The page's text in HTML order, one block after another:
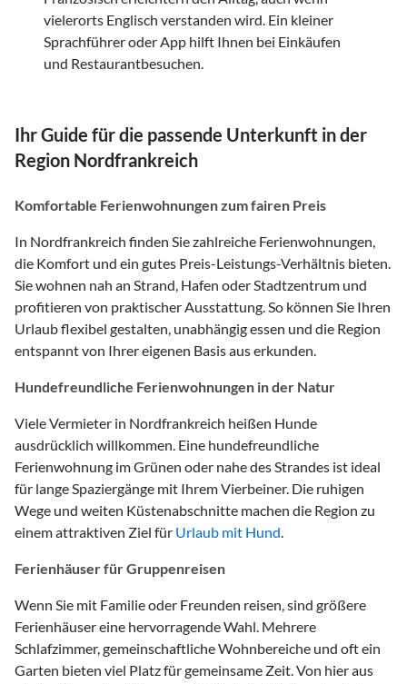
vielerorts Englisch verstanden wird. Ein kleiner
Sprachführer oder App hilft Ihnen bei Einkäufen
und Restaurantbesuchen.
Ihr Guide für die passende Unterkunft in der
Region Nordfrankreich
Komfortable Ferienwohnungen zum fairen Preis
In Nordfrankreich finden Sie zahlreiche Ferienwohnungen,
die Komfort und ein gutes Preis-Leistungs-Verhältnis bieten.
Sie wohnen nah an Strand, Hafen oder Stadtzentrum und
profitieren von praktischer Ausstattung. So können Sie Ihren
Urlaub flexibel gestalten, unabhängig essen und die Region
entspannt von Ihrer eigenen Basis aus erkunden.
Hundefreundliche Ferienwohnungen in der Natur
Viele Vermieter in Nordfrankreich heißen Hunde
ausdrücklich willkommen. Eine hundefreundliche
Ferienwohnung im Grünen oder nahe des Strandes ist ideal
für lange Spaziergänge mit Ihrem Vierbeiner. Die ruhigen
Wege und weiten Küstenabschnitte machen die Region zu
einem attraktiven Ziel für Urlaub mit Hund
Ferienhäuser für Gruppenreisen
Wenn Sie mit Familie oder Freunden reisen, sind größere
Ferienhäuser eine hervorragende Wahl. Mehrere
Schlafzimmer, gemeinschaftliche Wohnbereiche und oft ein
Garten bieten viel Platz für gemeinsame Zeit. Von hier aus